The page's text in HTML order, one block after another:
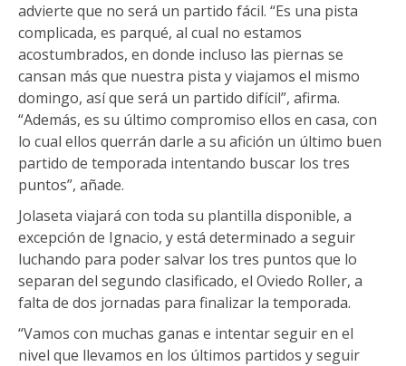
advierte que no será un partido fácil. “Es una pista
complicada, es parqué, al cual no estamos
acostumbrados, en donde incluso las piernas se
cansan más que nuestra pista y viajamos el mismo
domingo, así que será un partido difícil”, afirma.
“Además, es su último compromiso ellos en casa, con
lo cual ellos querrán darle a su afición un último buen
partido de temporada intentando buscar los tres
puntos”, añade.
Jolaseta viajará con toda su plantilla disponible, a
excepción de Ignacio, y está determinado a seguir
luchando para poder salvar los tres puntos que lo
separan del segundo clasificado, el Oviedo Roller, a
falta de dos jornadas para finalizar la temporada.
“Vamos con muchas ganas e intentar seguir en el
nivel que llevamos en los últimos partidos y seguir